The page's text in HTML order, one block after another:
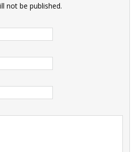
not be published.